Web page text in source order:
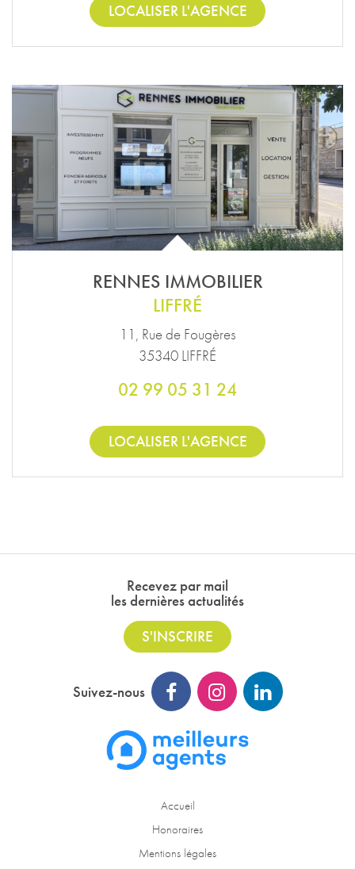
LOCALISER L'AGENCE
RENNES IMMOBILIER
LIFFRÉ
11, Rue de Fougères
35340 LIFFRÉ
02 99 05 31 24
LOCALISER L'AGENCE
Recevez par mail
les dernières actualités
S'INSCRIRE
Suivez-nous
Accueil
Honoraires
Mentions légales